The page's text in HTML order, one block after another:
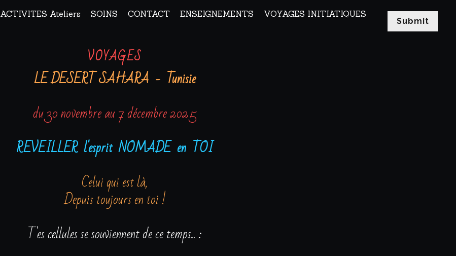
ACTIVITES Ateliers SOINS CONTACT ENSEIGNEMENTS VOYAGES INITIATIQUES
Submit
VOYAGES
LE DESERT SAHARA  -  Tunisie
du 30 novembre au 7 décembre 2025
REVEILLER  l'esprit  NOMADE  en  TOI
Celui qui est là,
Depuis toujours en toi !
T'es cellules se souviennent de ce temps... :